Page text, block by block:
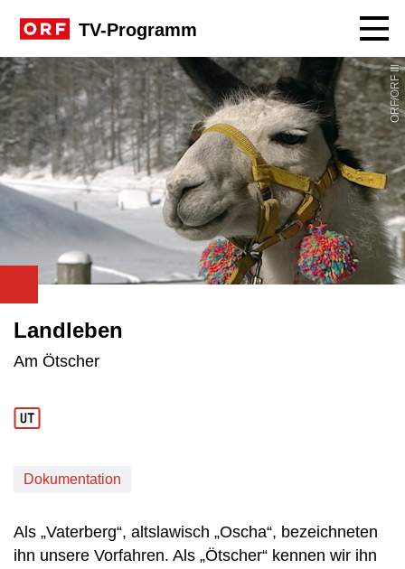
TV-Programm
ORF/ORF III
Landleben
Am Ötscher
Dokumentation
Als „Vaterberg“, altslawisch „Oscha“, bezeichneten
ihn unsere Vorfahren. Als „Ötscher“ kennen wir ihn